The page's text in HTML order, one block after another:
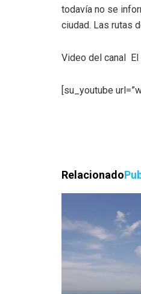
todavía no se
ciudad. Las rutas
Video del canal
[su_youtube
Relacionado